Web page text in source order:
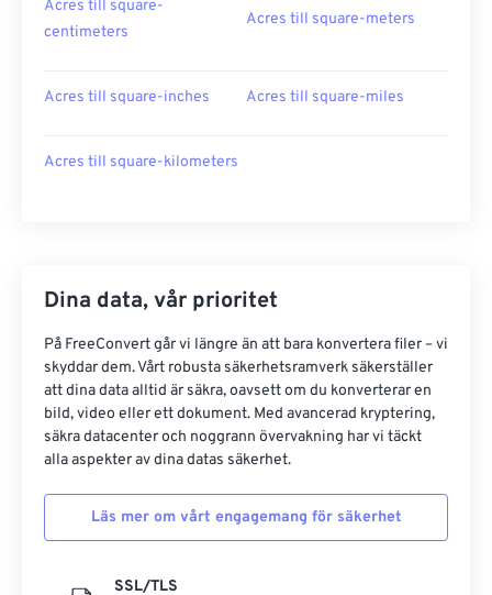
Acres till square-
centimeters
Acres till square-meters
Acres till square-inches Acres till square-miles
Acres till square-kilometers
Dina data, vår prioritet
På FreeConvert går vi längre än att bara konvertera filer – vi
skyddar dem. Vårt robusta säkerhetsramverk säkerställer
att dina data alltid är säkra, oavsett om du konverterar en
bild, video eller ett dokument. Med avancerad kryptering,
säkra datacenter och noggrann övervakning har vi täckt
alla aspekter av dina datas säkerhet.
Läs mer om vårt engagemang för säkerhet
SSL/TLS